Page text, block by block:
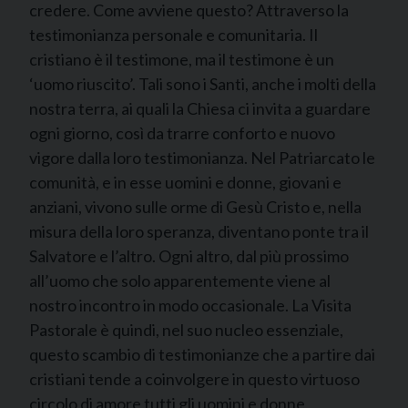
credere. Come avviene questo? Attraverso la
testimonianza personale e comunitaria. Il
cristiano è il testimone, ma il testimone è un
‘uomo riuscito’. Tali sono i Santi, anche i molti della
nostra terra, ai quali la Chiesa ci invita a guardare
ogni giorno, così da trarre conforto e nuovo
vigore dalla loro testimonianza. Nel Patriarcato le
comunità, e in esse uomini e donne, giovani e
anziani, vivono sulle orme di Gesù Cristo e, nella
misura della loro speranza, diventano ponte tra il
Salvatore e l’altro. Ogni altro, dal più prossimo
all’uomo che solo apparentemente viene al
nostro incontro in modo occasionale. La Visita
Pastorale è quindi, nel suo nucleo essenziale,
questo scambio di testimonianze che a partire dai
cristiani tende a coinvolgere in questo virtuoso
circolo di amore tutti gli uomini e donne,